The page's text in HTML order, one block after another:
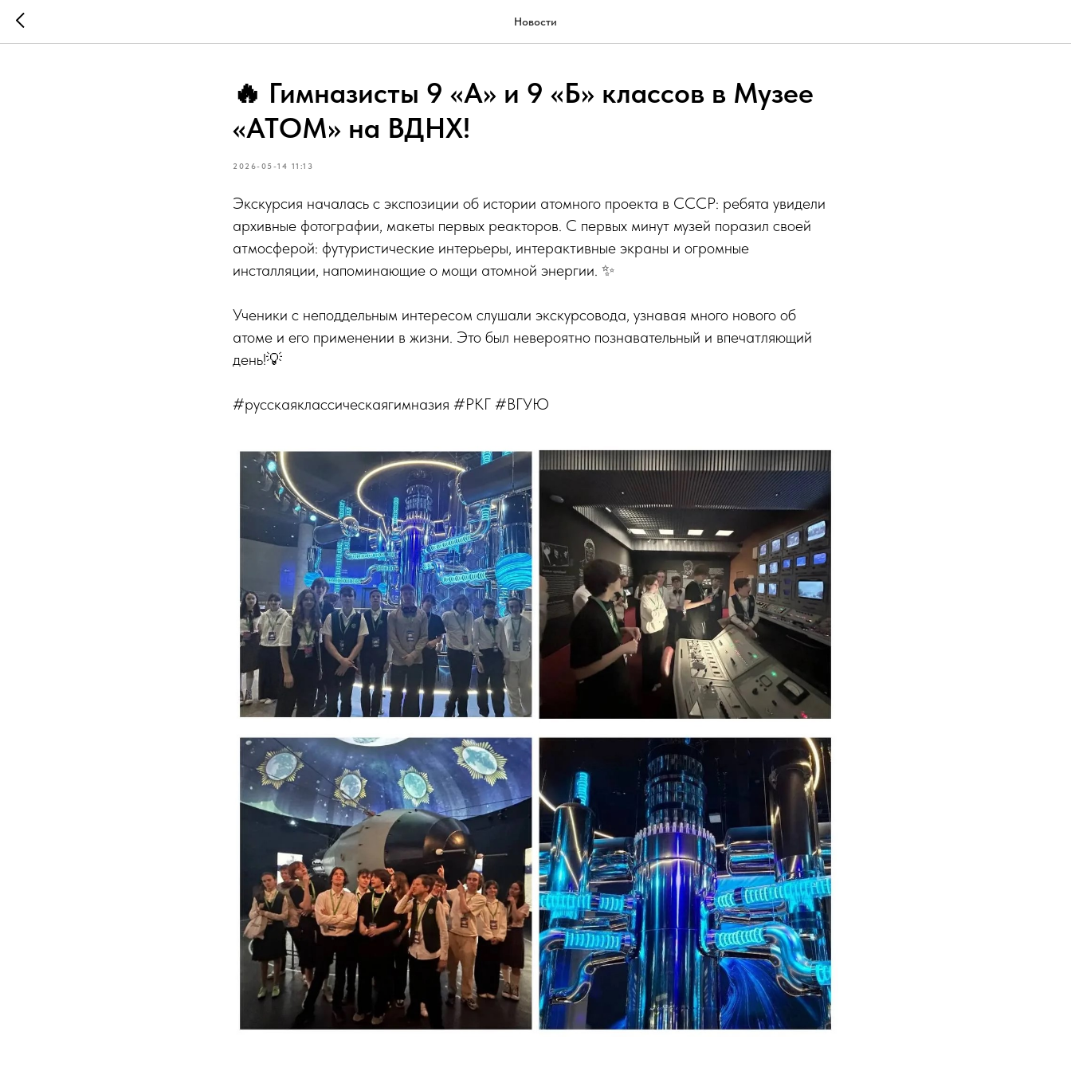
Новости
🔥 Гимназисты 9 «А» и 9 «Б» классов в Музее
«АТОМ» на ВДНХ!
2026-05-14 11:13
Экскурсия началась с экспозиции об истории атомного проекта в СССР: ребята увидели
архивные фотографии, макеты первых реакторов. С первых минут музей поразил своей
атмосферой: футуристические интерьеры, интерактивные экраны и огромные
инсталляции, напоминающие о мощи атомной энергии. ✨
Ученики с неподдельным интересом слушали экскурсовода, узнавая много нового об
атоме и его применении в жизни. Это был невероятно познавательный и впечатляющий
день!💡
#русскаяклассическаягимназия #РКГ #ВГУЮ